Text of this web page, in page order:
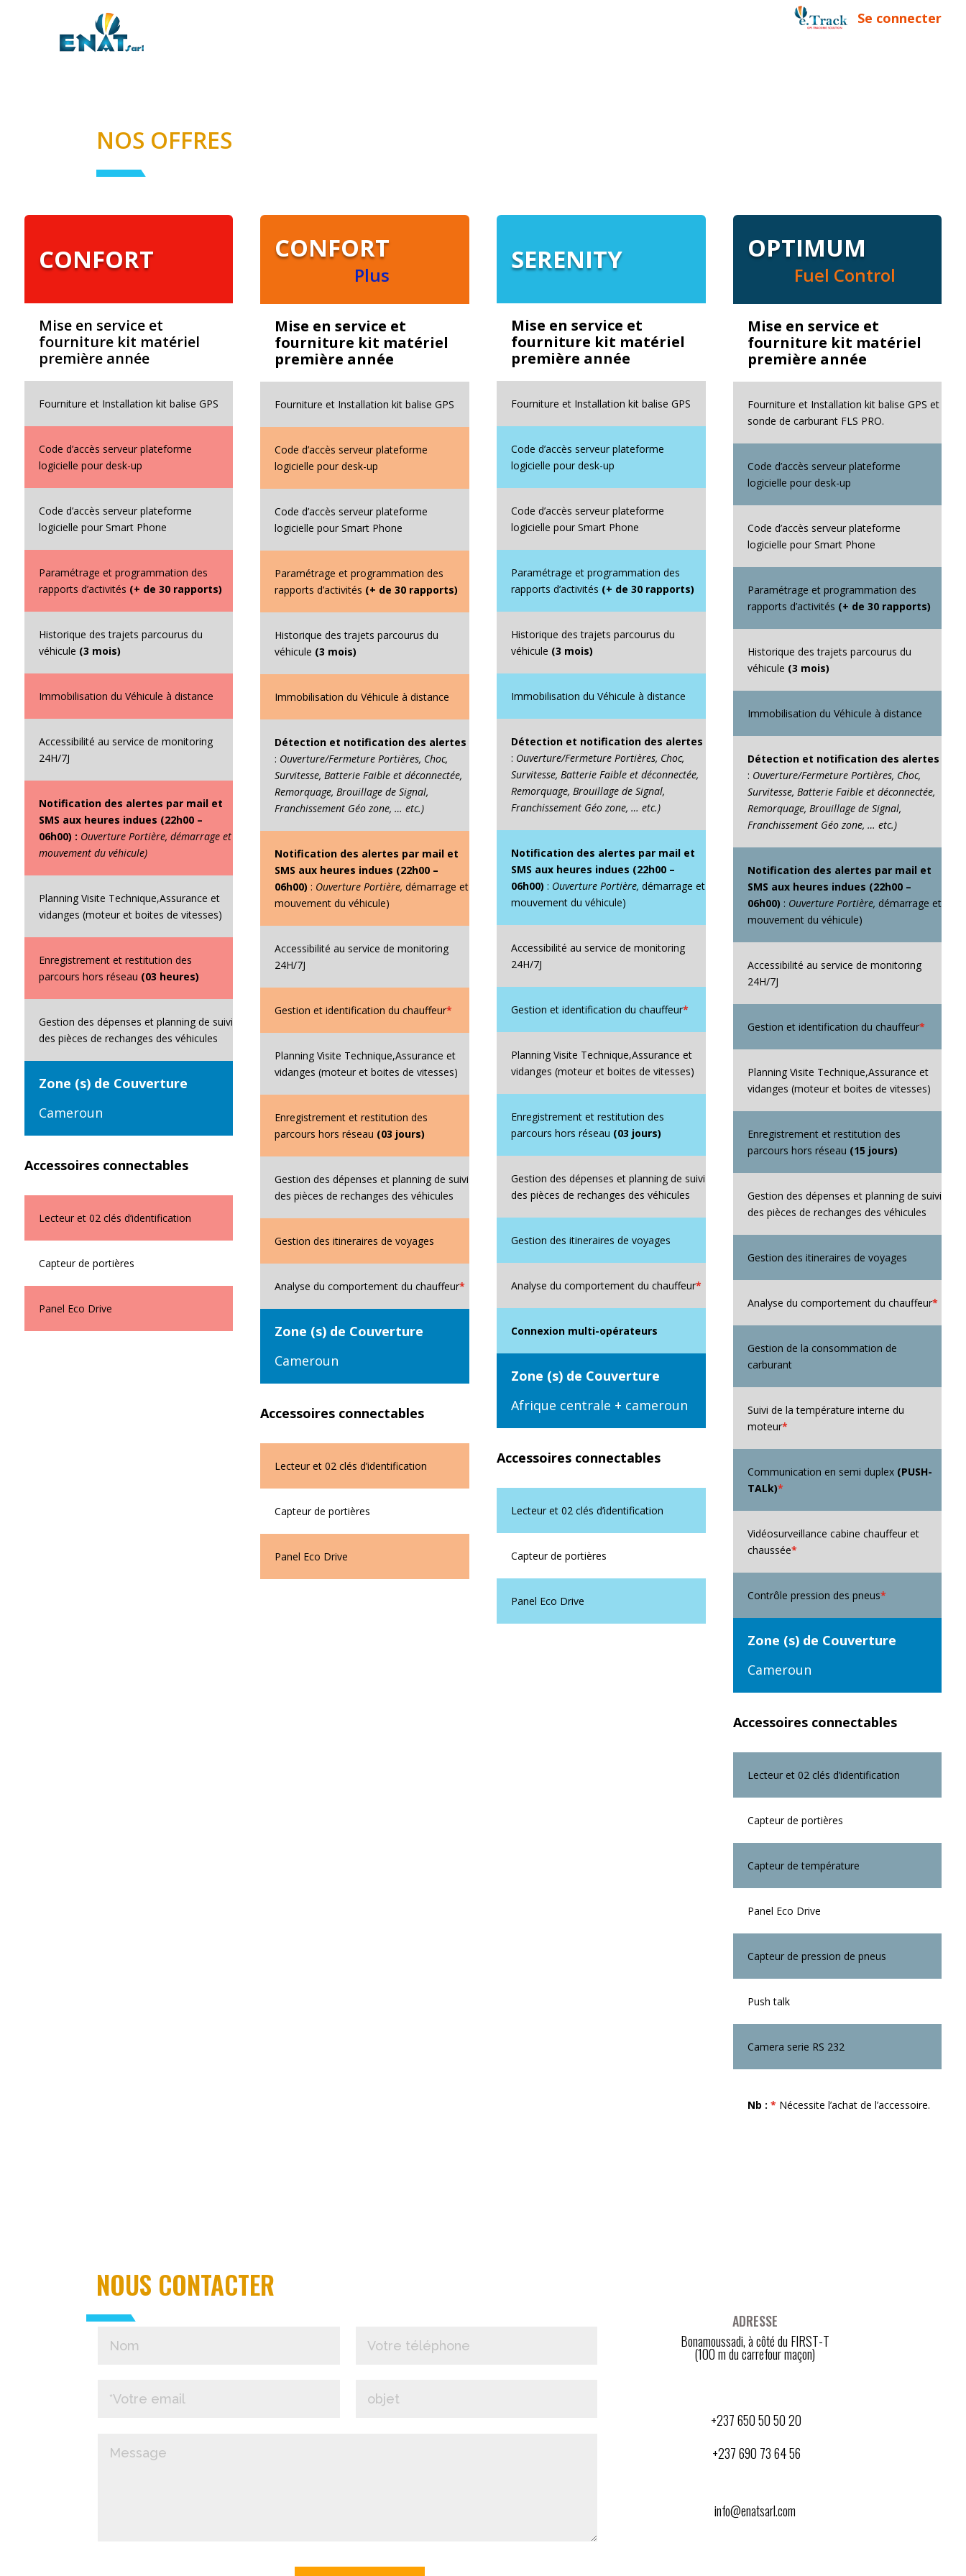
Se connecter
NOS OFFRES
CONFORT
Mise en service et
fourniture kit matériel
première année
Fourniture et Installation kit balise GPS
Code d’accès serveur plateforme
logicielle pour desk-up
Code d’accès serveur plateforme
logicielle pour Smart Phone
Paramétrage et programmation des
rapports d’activités (+ de 30 rapports)
Historique des trajets parcourus du
véhicule (3 mois)
Immobilisation du Véhicule à distance
Accessibilité au service de monitoring
24H/7J
Notification des alertes par mail et
SMS aux heures indues (22h00 –
06h00) : Ouverture Portière, démarrage et
mouvement du véhicule)
Planning Visite Technique,Assurance et
vidanges (moteur et boites de vitesses)
Enregistrement et restitution des
parcours hors réseau (03 heures)
Gestion des dépenses et planning de suivi
des pièces de rechanges des véhicules
Zone (s) de Couverture
Cameroun
Accessoires connectables
Lecteur et 02 clés d’identification
Capteur de portières
Panel Eco Drive
CONFORT
Plus
Mise en service et
fourniture kit matériel
première année
Fourniture et Installation kit balise GPS
Code d’accès serveur plateforme
logicielle pour desk-up
Code d’accès serveur plateforme
logicielle pour Smart Phone
Paramétrage et programmation des
rapports d’activités (+ de 30 rapports)
Historique des trajets parcourus du
véhicule (3 mois)
Immobilisation du Véhicule à distance
Détection et notification des alertes
: Ouverture/Fermeture Portières, Choc,
Survitesse, Batterie Faible et déconnectée,
Remorquage, Brouillage de Signal,
Franchissement Géo zone, … etc.)
Notification des alertes par mail et
SMS aux heures indues (22h00 –
06h00) : Ouverture Portière, démarrage et
mouvement du véhicule)
Accessibilité au service de monitoring
24H/7J
Gestion et identification du chauffeur*
Planning Visite Technique,Assurance et
vidanges (moteur et boites de vitesses)
Enregistrement et restitution des
parcours hors réseau (03 jours)
Gestion des dépenses et planning de suivi
des pièces de rechanges des véhicules
Gestion des itineraires de voyages
Analyse du comportement du chauffeur*
Zone (s) de Couverture
Cameroun
Accessoires connectables
Lecteur et 02 clés d’identification
Capteur de portières
Panel Eco Drive
SERENITY
Mise en service et
fourniture kit matériel
première année
Fourniture et Installation kit balise GPS
Code d’accès serveur plateforme
logicielle pour desk-up
Code d’accès serveur plateforme
logicielle pour Smart Phone
Paramétrage et programmation des
rapports d’activités (+ de 30 rapports)
Historique des trajets parcourus du
véhicule (3 mois)
Immobilisation du Véhicule à distance
Détection et notification des alertes
: Ouverture/Fermeture Portières, Choc,
Survitesse, Batterie Faible et déconnectée,
Remorquage, Brouillage de Signal,
Franchissement Géo zone, … etc.)
Notification des alertes par mail et
SMS aux heures indues (22h00 –
06h00) : Ouverture Portière, démarrage et
mouvement du véhicule)
Accessibilité au service de monitoring
24H/7J
Gestion et identification du chauffeur*
Planning Visite Technique,Assurance et
vidanges (moteur et boites de vitesses)
Enregistrement et restitution des
parcours hors réseau (03 jours)
Gestion des dépenses et planning de suivi
des pièces de rechanges des véhicules
Gestion des itineraires de voyages
Analyse du comportement du chauffeur*
Connexion multi-opérateurs
Zone (s) de Couverture
Afrique centrale + cameroun
Accessoires connectables
Lecteur et 02 clés d’identification
Capteur de portières
Panel Eco Drive
OPTIMUM
Fuel Control
Mise en service et
fourniture kit matériel
première année
Fourniture et Installation kit balise GPS et
sonde de carburant FLS PRO.
Code d’accès serveur plateforme
logicielle pour desk-up
Code d’accès serveur plateforme
logicielle pour Smart Phone
Paramétrage et programmation des
rapports d’activités (+ de 30 rapports)
Historique des trajets parcourus du
véhicule (3 mois)
Immobilisation du Véhicule à distance
Détection et notification des alertes
: Ouverture/Fermeture Portières, Choc,
Survitesse, Batterie Faible et déconnectée,
Remorquage, Brouillage de Signal,
Franchissement Géo zone, … etc.)
Notification des alertes par mail et
SMS aux heures indues (22h00 –
06h00) : Ouverture Portière, démarrage et
mouvement du véhicule)
Accessibilité au service de monitoring
24H/7J
Gestion et identification du chauffeur*
Planning Visite Technique,Assurance et
vidanges (moteur et boites de vitesses)
Enregistrement et restitution des
parcours hors réseau (15 jours)
Gestion des dépenses et planning de suivi
des pièces de rechanges des véhicules
Gestion des itineraires de voyages
Analyse du comportement du chauffeur*
Gestion de la consommation de
carburant
Suivi de la température interne du
moteur*
Communication en semi duplex(PUSH-
TALk)*
Vidéosurveillance cabine chauffeur et
chaussée*
Contrôle pression des pneus*
Zone (s) de Couverture
Cameroun
Accessoires connectables
Lecteur et 02 clés d’identification
Capteur de portières
Capteur de température
Panel Eco Drive
Capteur de pression de pneus
Push talk
Camera serie RS 232
Nb : * Nécessite l’achat de l’accessoire.
NOUS CONTACTER
ADRESSE
Bonamoussadi, à côté du FIRST-T
(100 m du carrefour maçon)
+237 650 50 50 20
+237 690 73 64 56
info@enatsarl.com